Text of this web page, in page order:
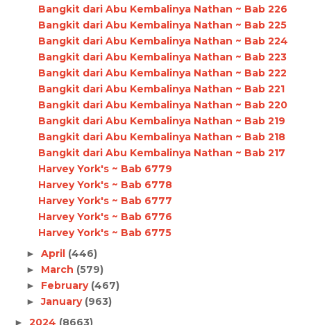
Bangkit dari Abu Kembalinya Nathan ~ Bab 226
Bangkit dari Abu Kembalinya Nathan ~ Bab 225
Bangkit dari Abu Kembalinya Nathan ~ Bab 224
Bangkit dari Abu Kembalinya Nathan ~ Bab 223
Bangkit dari Abu Kembalinya Nathan ~ Bab 222
Bangkit dari Abu Kembalinya Nathan ~ Bab 221
Bangkit dari Abu Kembalinya Nathan ~ Bab 220
Bangkit dari Abu Kembalinya Nathan ~ Bab 219
Bangkit dari Abu Kembalinya Nathan ~ Bab 218
Bangkit dari Abu Kembalinya Nathan ~ Bab 217
Harvey York's ~ Bab 6779
Harvey York's ~ Bab 6778
Harvey York's ~ Bab 6777
Harvey York's ~ Bab 6776
Harvey York's ~ Bab 6775
► April (446)
► March (579)
► February (467)
►January (963)
► 2024 (8663)